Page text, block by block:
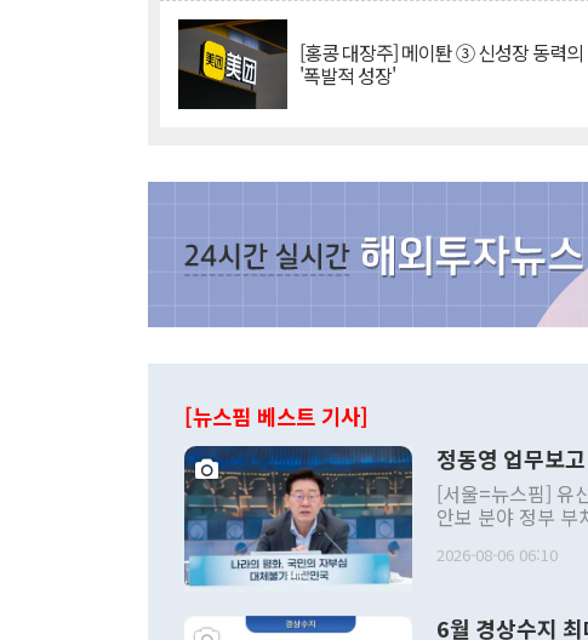
[홍콩 대장주] 메이퇀 ③ 신성장 동력의
'폭발적 성장'
[뉴스핌 베스트 기사]
정동영 업무보
[서울=뉴스핌] 유
안보 분야 정부 부
발언 중에는 정부
주의적 희망에 근
2026-08-06 06:10
6월 경상수지